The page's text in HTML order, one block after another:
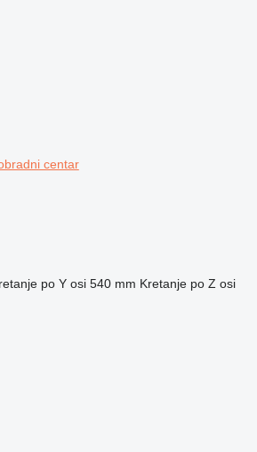
centar
po Y osi 540 mm Kretanje po Z osi